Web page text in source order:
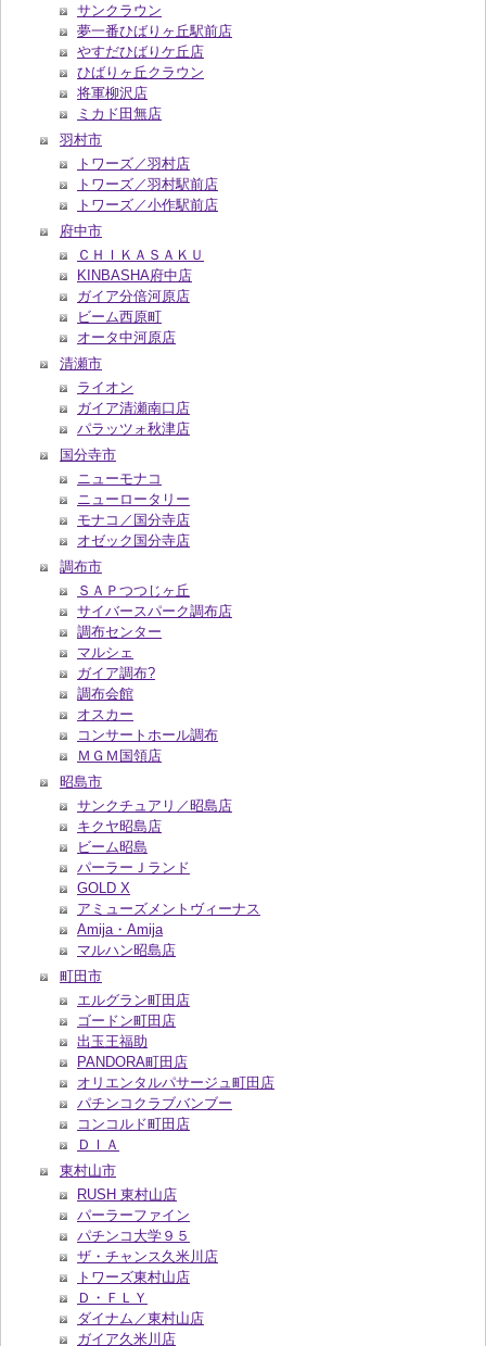
サンクラウン
夢一番ひばりヶ丘駅前店
やすだひばりケ丘店
ひばりヶ丘クラウン
将軍柳沢店
ミカド田無店
羽村市
トワーズ／羽村店
トワーズ／羽村駅前店
トワーズ／小作駅前店
府中市
ＣＨＩＫＡＳＡＫＵ
KINBASHA府中店
ガイア分倍河原店
ビーム西原町
オータ中河原店
清瀬市
ライオン
ガイア清瀬南口店
パラッツォ秋津店
国分寺市
ニューモナコ
ニューロータリー
モナコ／国分寺店
オゼック国分寺店
調布市
ＳＡＰつつじヶ丘
サイバースパーク調布店
調布センター
マルシェ
ガイア調布?
調布会館
オスカー
コンサートホール調布
ＭＧＭ国領店
昭島市
サンクチュアリ／昭島店
キクヤ昭島店
ビーム昭島
パーラーＪランド
GOLD X
アミューズメントヴィーナス
Amija・Amija
マルハン昭島店
町田市
エルグラン町田店
ゴードン町田店
出玉王福助
PANDORA町田店
オリエンタルパサージュ町田店
パチンコクラブバンブー
コンコルド町田店
ＤＩＡ
東村山市
RUSH 東村山店
パーラーファイン
パチンコ大学９５
ザ・チャンス久米川店
トワーズ東村山店
Ｄ・ＦＬＹ
ダイナム／東村山店
ガイア久米川店